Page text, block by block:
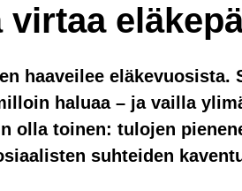
virtaa
haaveilee eläkevuosista.
haluaa – ja vailla
olla toinen: tulojen
suhteiden